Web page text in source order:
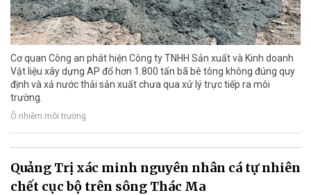
Cơ quan Công an phát hiện Công ty TNHH Sản xuất và Kinh doanh
Vật liệu xây dựng AP đổ hơn 1.800 tấn bã bê tông không đúng quy
định và xả nước thải sản xuất chưa qua xử lý trực tiếp ra môi
trường.
Ô nhiễm môi trường
Quảng Trị xác minh nguyên nhân cá tự nhiên
chết cục bộ trên sông Thác Ma